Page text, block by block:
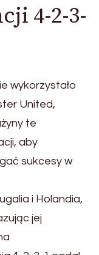
4-2-3-
wykorzystało
United,
te
aby
sukcesy w
i Holandia,
jej